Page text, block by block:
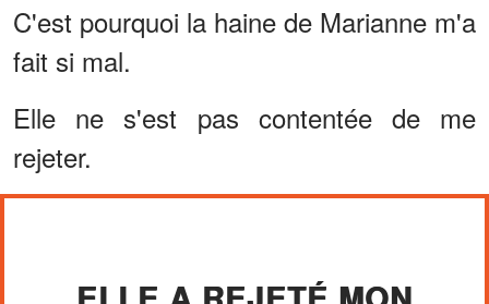
C'est pourquoi la haine de Marianne m'a
fait si mal.
Elle ne s'est pas contentée de me
rejeter.